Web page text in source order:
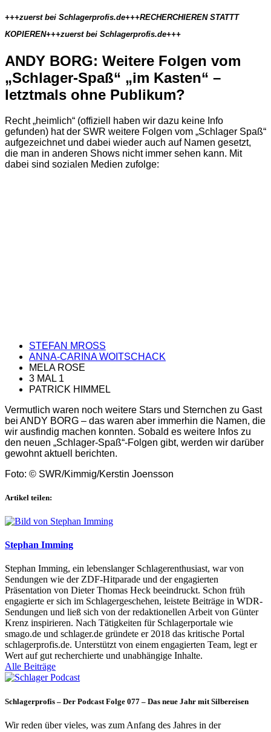
+++zuerst bei Schlagerprofis.de+++RECHERCHIEREN STATTT
KOPIEREN+++zuerst bei Schlagerprofis.de+++
ANDY BORG: Weitere Folgen vom
„Schlager-Spaß“ „im Kasten“ –
letztmals ohne Publikum?
Recht „heimlich“ (offiziell haben wir dazu keine Info
gefunden) hat der SWR weitere Folgen vom „Schlager Spaß“
aufgezeichnet und dabei wieder auch auf Namen gesetzt,
die man in anderen Shows nicht immer sehen kann. Mit
dabei sind sozialen Medien zufolge:
STEFAN MROSS
ANNA-CARINA WOITSCHACK
MELA ROSE
3 MAL 1
PATRICK HIMMEL
Vermutlich waren noch weitere Stars und Sternchen zu Gast
bei ANDY BORG – das waren aber immerhin die Namen, die
wir ausfindig machen konnten. Sobald es weitere Infos zu
den neuen „Schlager-Spaß“-Folgen gibt, werden wir darüber
gewohnt aktuell berichten.
Foto: © SWR/Kimmig/Kerstin Joensson
Artikel teilen:
Stephan Imming
Stephan Imming, ein lebenslanger Schlagerenthusiast, war von
Sendungen wie der ZDF-Hitparade und der engagierten
Präsentation von Dieter Thomas Heck beeindruckt. Schon früh
engagierte er sich im Schlagergeschehen, leistete Beiträge in WDR-
Sendungen und ließ sich von der redaktionellen Arbeit von Günter
Krenz inspirieren. Nach Tätigkeiten für Schlagerportale wie
smago.de und schlager.de gründete er 2018 das kritische Portal
schlagerprofis.de. Unterstützt von einem engagierten Team, legt er
Wert auf gut recherchierte und unabhängige Inhalte.
Alle Beiträge
Schlagerprofis – Der Podcast Folge 077 – Das neue Jahr mit Silbereisen
Wir reden über vieles, was zum Anfang des Jahres in der